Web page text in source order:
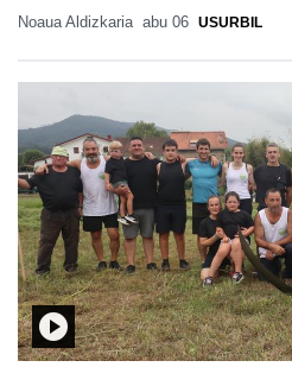
Noaua Aldizkaria abu 06 USURBIL